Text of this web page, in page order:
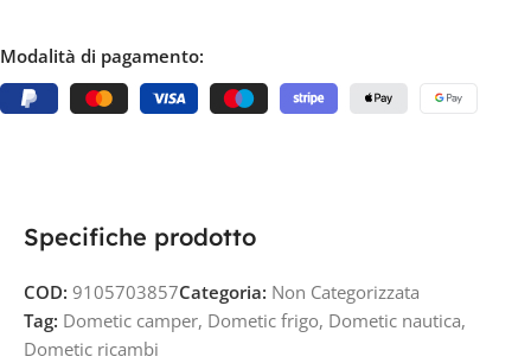
Modalità di pagamento:
Specifiche prodotto
COD: 9105703857Categoria: Non Categorizzata
Tag: Dometic camper, Dometic frigo, Dometic nautica,
Dometic ricambi